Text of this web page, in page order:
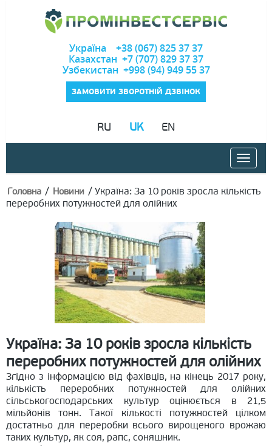
Україна +38 (067) 825 37 37
Казахстан +7 (707) 829 37 37
Узбекистан +998 (94) 949 55 37
ЗАМОВИТИ ЗВОРОТНІЙ ДЗВІНОК
RU UK EN
Головна / Новини / Україна: За 10 років зросла кількість
переробних потужностей для олійних
Україна: За 10 років зросла кількість
переробних потужностей для олійних
Згідно з інформацією від фахівців, на кінець 2017 року,
кількість переробних потужностей для олійних
сільськогосподарських культур оцінюється в 21,5
мільйонів тонн. Такої кількості потужностей цілком
достатньо для переробки всього вирощеного врожаю
таких культур, як соя, рапс, соняшник.